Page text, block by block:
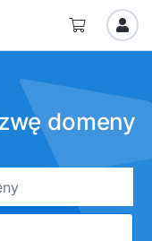
domeny